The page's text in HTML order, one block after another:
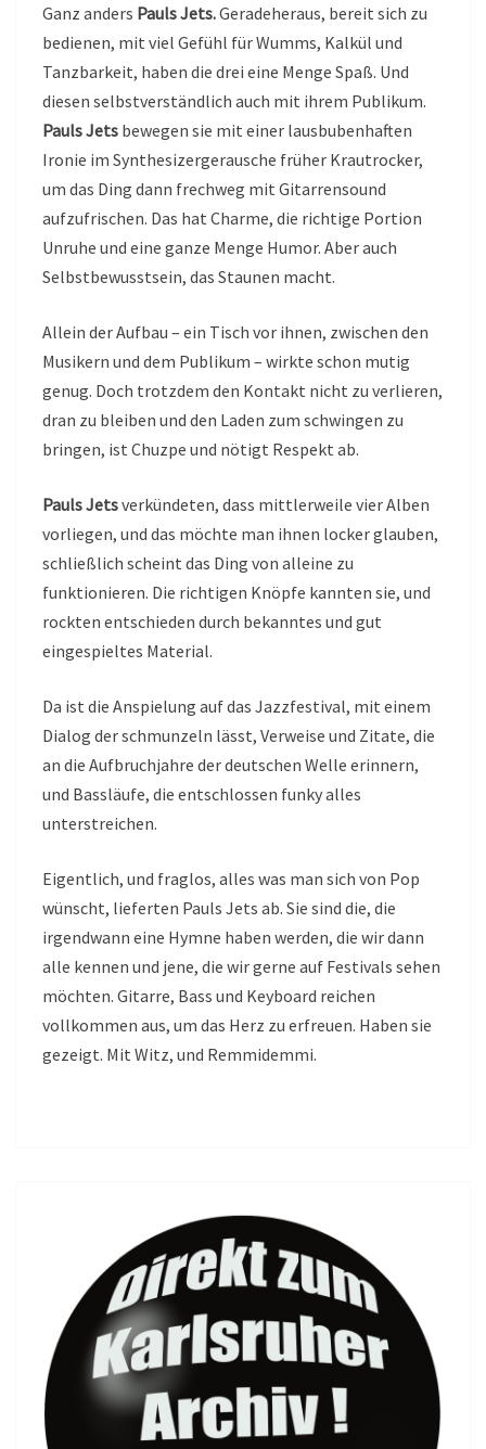
Ganz anders Pauls Jets.Geradeheraus, bereit sich zu
bedienen, mit viel Gefühl für Wumms, Kalkül und
Tanzbarkeit, haben die drei eine Menge Spaß. Und
diesen selbstverständlich auch mit ihrem Publikum.
Pauls Jets bewegen sie mit einer lausbubenhaften
Ironie im Synthesizergerausche früher Krautrocker,
um das Ding dann frechweg mit Gitarrensound
aufzufrischen. Das hat Charme, die richtige Portion
Unruhe und eine ganze Menge Humor. Aber auch
Selbstbewusstsein, das Staunen macht.
Allein der Aufbau – ein Tisch vor ihnen, zwischen den
Musikern und dem Publikum – wirkte schon mutig
genug. Doch trotzdem den Kontakt nicht zu verlieren,
dran zu bleiben und den Laden zum schwingen zu
bringen, ist Chuzpe und nötigt Respekt ab.
Pauls Jetsverkündeten, dass mittlerweile vier Alben
vorliegen, und das möchte man ihnen locker glauben,
schließlich scheint das Ding von alleine zu
funktionieren. Die richtigen Knöpfe kannten sie, und
rockten entschieden durch bekanntes und gut
eingespieltes Material.
Da ist die Anspielung auf das Jazzfestival, mit einem
Dialog der schmunzeln lässt, Verweise und Zitate, die
an die Aufbruchjahre der deutschen Welle erinnern,
und Bassläufe, die entschlossen funky alles
unterstreichen.
Eigentlich, und fraglos, alles was man sich von Pop
wünscht, lieferten Pauls Jets ab. Sie sind die, die
irgendwann eine Hymne haben werden, die wir dann
alle kennen und jene, die wir gerne auf Festivals sehen
möchten. Gitarre, Bass und Keyboard reichen
vollkommen aus, um das Herz zu erfreuen. Haben sie
gezeigt. Mit Witz, und Remmidemmi.